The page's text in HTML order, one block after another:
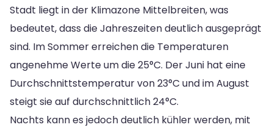
Stadt liegt in der Klimazone Mittelbreiten, was
bedeutet, dass die Jahreszeiten deutlich ausgeprägt
sind. Im Sommer erreichen die Temperaturen
angenehme Werte um die 25°C. Der Juni hat eine
Durchschnittstemperatur von 23°C und im August
steigt sie auf durchschnittlich 24°C.
Nachts kann es jedoch deutlich kühler werden, mit